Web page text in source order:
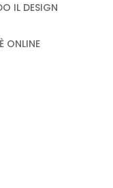
IL DESIGN
ONLINE